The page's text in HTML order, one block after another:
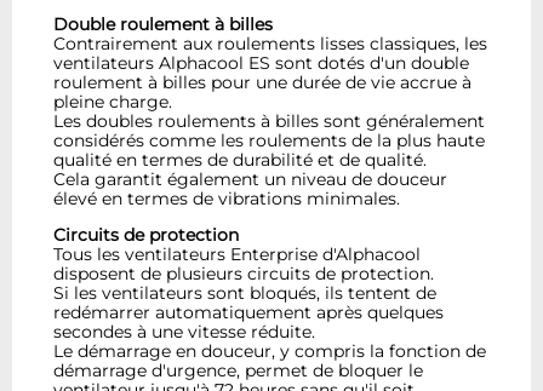
Double roulement à billes
Contrairement aux roulements lisses classiques, les
ventilateurs Alphacool ES sont dotés d'un double
roulement à billes pour une durée de vie accrue à
pleine charge.
Les doubles roulements à billes sont généralement
considérés comme les roulements de la plus haute
qualité en termes de durabilité et de qualité.
Cela garantit également un niveau de douceur
élevé en termes de vibrations minimales.
Circuits de protection
Tous les ventilateurs Enterprise d'Alphacool
disposent de plusieurs circuits de protection.
Si les ventilateurs sont bloqués, ils tentent de
redémarrer automatiquement après quelques
secondes à une vitesse réduite.
Le démarrage en douceur, y compris la fonction de
démarrage d'urgence, permet de bloquer le